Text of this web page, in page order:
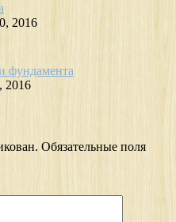
2016
фундамента
2016
Обязательные поля